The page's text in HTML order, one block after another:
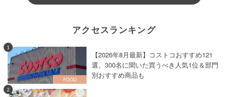
アクセスランキング
1
【2026年8月最新】コストコおすすめ121
選。300名に聞いた買うべき人気1位＆部門
別おすすめ商品も
2